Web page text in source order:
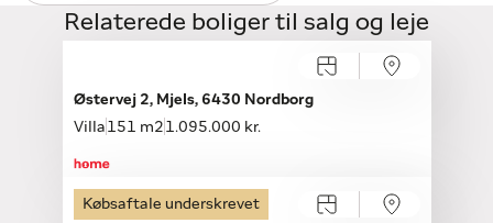
Relaterede boliger til salg og leje
Østervej 2, Mjels, 6430 Nordborg
Villa 151 m2 1.095.000 kr.
Købsaftale underskrevet